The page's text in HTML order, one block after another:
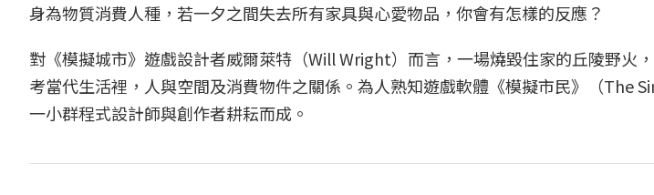
身為物質消費人種，若一夕之間失去所有家具與心愛物品，你會有怎樣的反應？
對《模擬城市》遊戲設計者威爾萊特（Will Wright）而言，一場燒毀住家的丘陵野火
考當代生活裡，人與空間及消費物件之關係。為人熟知遊戲軟體《模擬市民》（The
一小群程式設計師與創作者耕耘而成。